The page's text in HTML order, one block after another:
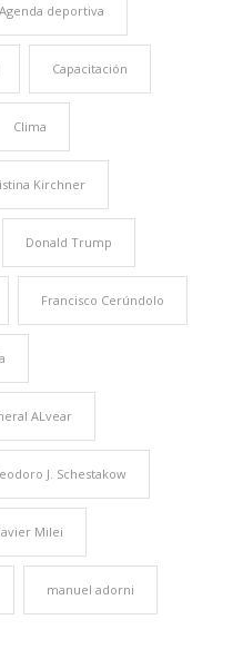
Agenda deportiva
Capacitación
Clima
Kirchner
Donald Trump
Francisco Cerúndolo
ALvear
J. Schestakow
Javier Milei
manuel adorni